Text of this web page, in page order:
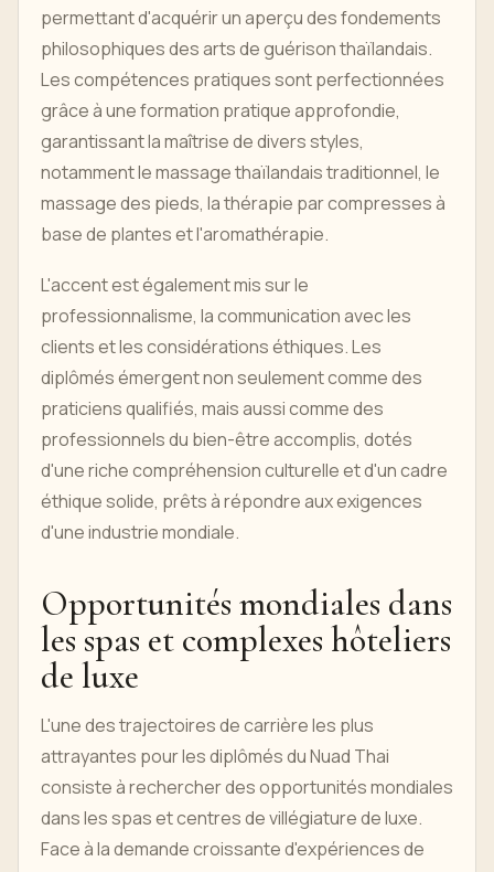
permettant d'acquérir un aperçu des fondements
philosophiques des arts de guérison thaïlandais.
Les compétences pratiques sont perfectionnées
grâce à une formation pratique approfondie,
garantissant la maîtrise de divers styles,
notamment le massage thaïlandais traditionnel, le
massage des pieds, la thérapie par compresses à
base de plantes et l'aromathérapie.
L'accent est également mis sur le
professionnalisme, la communication avec les
clients et les considérations éthiques. Les
diplômés émergent non seulement comme des
praticiens qualifiés, mais aussi comme des
professionnels du bien-être accomplis, dotés
d'une riche compréhension culturelle et d'un cadre
éthique solide, prêts à répondre aux exigences
d'une industrie mondiale.
Opportunités mondiales dans
les spas et complexes hôteliers
de luxe
L'une des trajectoires de carrière les plus
attrayantes pour les diplômés du Nuad Thai
consiste à rechercher des opportunités mondiales
dans les spas et centres de villégiature de luxe.
Face à la demande croissante d'expériences de